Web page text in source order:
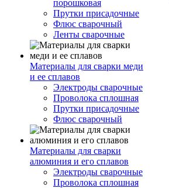
порошковая
Прутки присадочные
Флюс сварочный
Ленты сварочные
Материалы для сварки меди
и ее сплавов
Электроды сварочные
Проволока сплошная
Прутки присадочные
Флюс сварочный
Материалы для сварки
алюминия и его сплавов
Электроды сварочные
Проволока сплошная